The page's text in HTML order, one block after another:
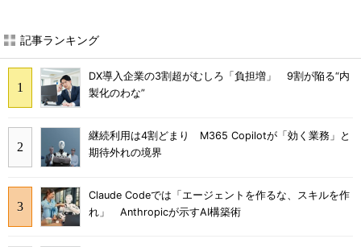
記事ランキング
DX導入企業の3割超がむしろ「負担増」 9割が陥る“内
製化のわな”
継続利用は4割どまり M365 Copilotが「効く業務」と
期待外れの境界
Claude Codeでは「エージェントを作るな、スキルを作
れ」 Anthropicが示すAI構築術